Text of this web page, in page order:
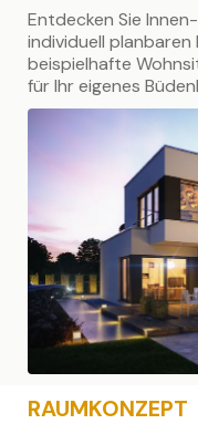
Entdecken Sie
individuell planbaren
beispielhafte
für Ihr eigenes
RAUMKONZEPT